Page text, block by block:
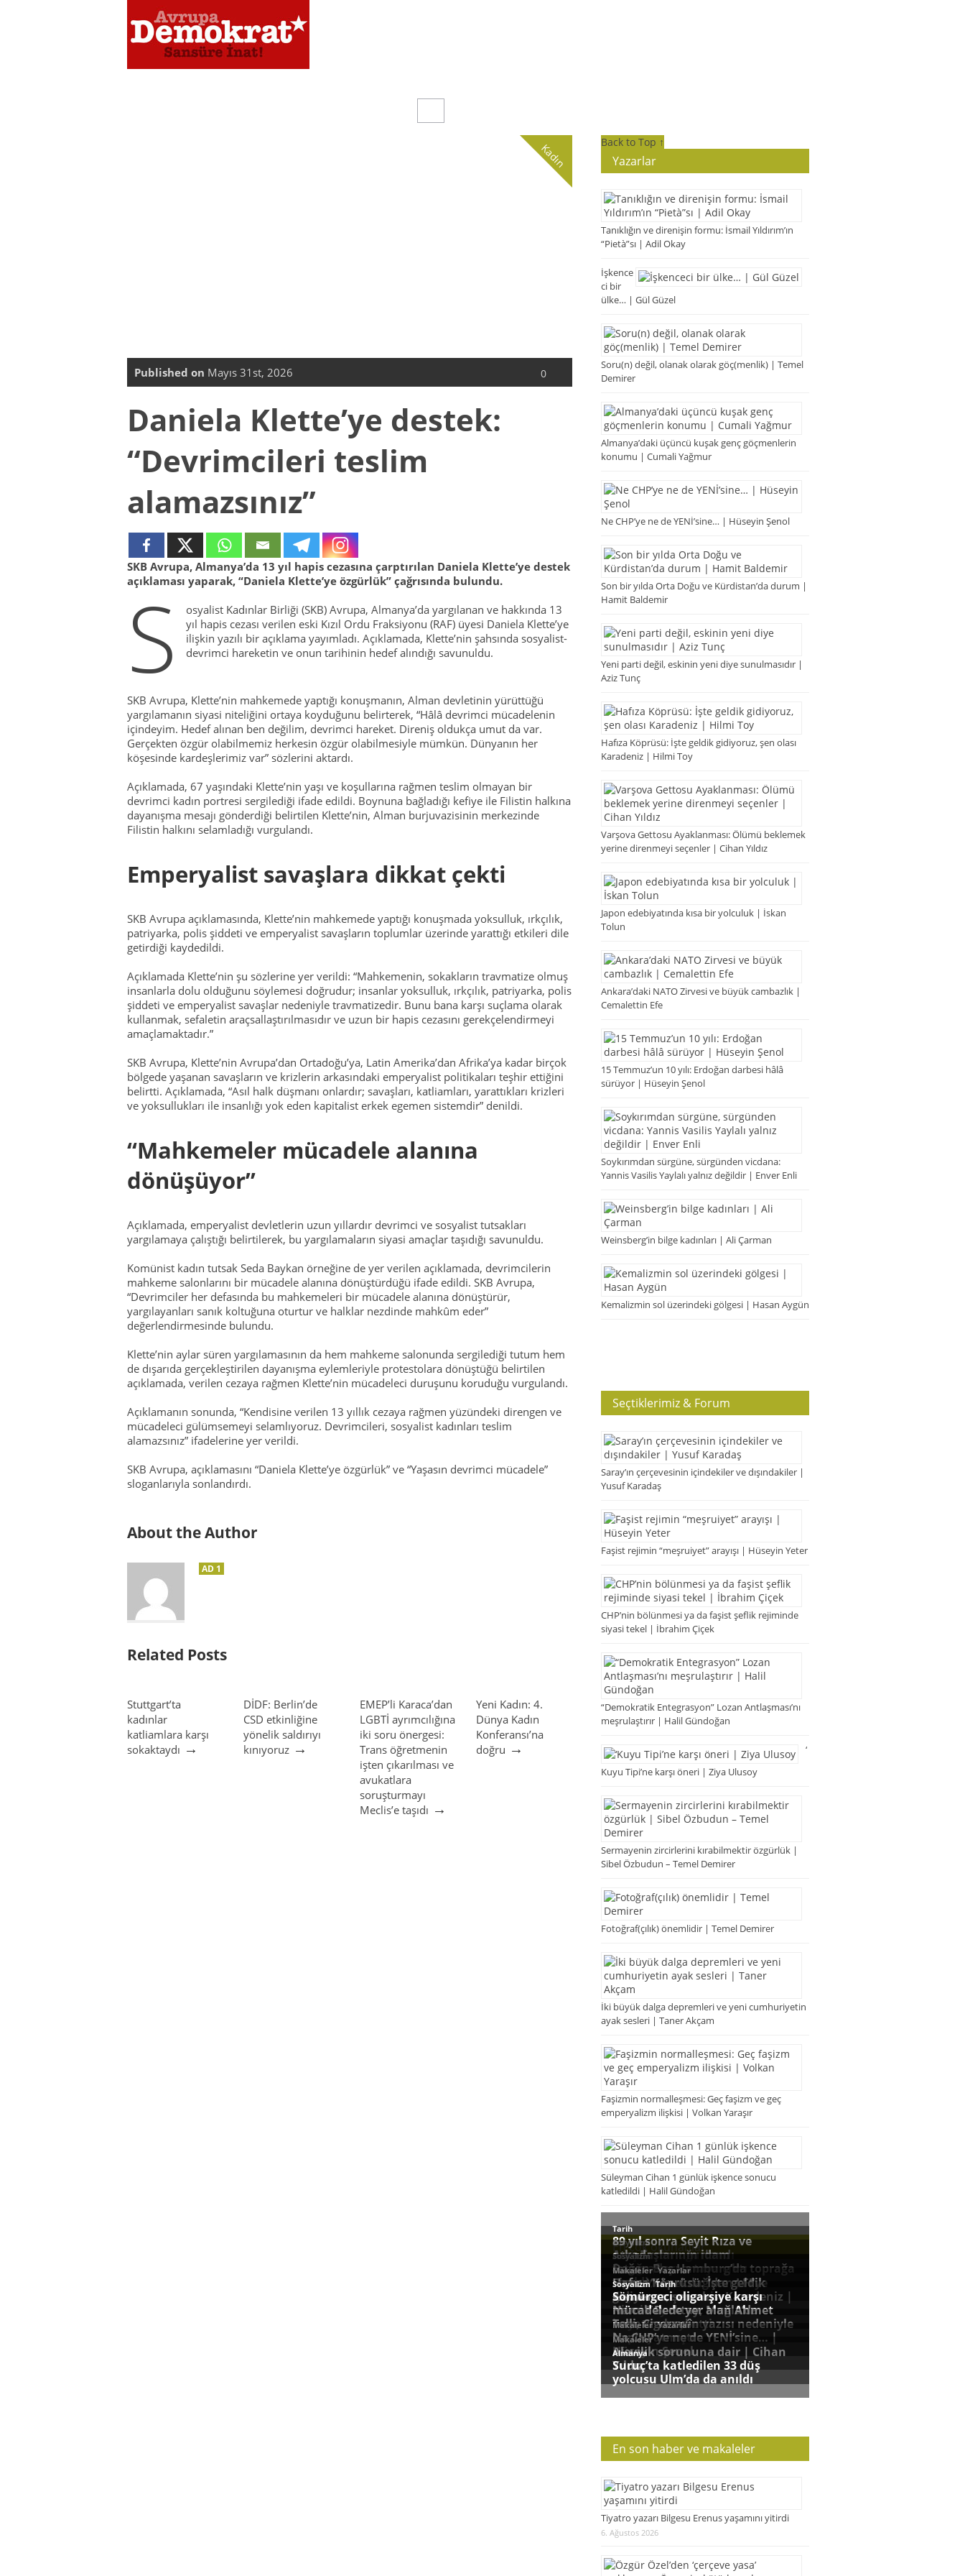
Kadın
Published on Mayıs 31st, 2026 0
Daniela Klette’ye destek:
“Devrimcileri teslim
alamazsınız”
SKB Avrupa, Almanya’da 13 yıl hapis cezasına çarptırılan Daniela Klette’ye destek
açıklaması yaparak, “Daniela Klette’ye özgürlük” çağrısında bulundu.
S
osyalist Kadınlar Birliği (SKB) Avrupa, Almanya’da yargılanan ve hakkında 13
yıl hapis cezası verilen eski Kızıl Ordu Fraksiyonu (RAF) üyesi Daniela Klette’ye
ilişkin yazılı bir açıklama yayımladı. Açıklamada, Klette’nin şahsında sosyalist-
devrimci hareketin ve onun tarihinin hedef alındığı savunuldu.
SKB Avrupa, Klette’nin mahkemede yaptığı konuşmanın, Alman devletinin yürüttüğü
yargılamanın siyasi niteliğini ortaya koyduğunu belirterek, “Hâlâ devrimci mücadelenin
içindeyim. Hedef alınan ben değilim, devrimci hareket. Direniş oldukça umut da var.
Gerçekten özgür olabilmemiz herkesin özgür olabilmesiyle mümkün. Dünyanın her
köşesinde kardeşlerimiz var” sözlerini aktardı.
Açıklamada, 67 yaşındaki Klette’nin yaşı ve koşullarına rağmen teslim olmayan bir
devrimci kadın portresi sergilediği ifade edildi. Boynuna bağladığı kefiye ile Filistin halkına
dayanışma mesajı gönderdiği belirtilen Klette’nin, Alman burjuvazisinin merkezinde
Filistin halkını selamladığı vurgulandı.
Emperyalist savaşlara dikkat çekti
SKB Avrupa açıklamasında, Klette’nin mahkemede yaptığı konuşmada yoksulluk, ırkçılık,
patriyarka, polis şiddeti ve emperyalist savaşların toplumlar üzerinde yarattığı etkileri dile
getirdiği kaydedildi.
Açıklamada Klette’nin şu sözlerine yer verildi: “Mahkemenin, sokakların travmatize olmuş
insanlarla dolu olduğunu söylemesi doğrudur; insanlar yoksulluk, ırkçılık, patriyarka, polis
şiddeti ve emperyalist savaşlar nedeniyle travmatizedir. Bunu bana karşı suçlama olarak
kullanmak, sefaletin araçsallaştırılmasıdır ve uzun bir hapis cezasını gerekçelendirmeyi
amaçlamaktadır.”
SKB Avrupa, Klette’nin Avrupa’dan Ortadoğu’ya, Latin Amerika’dan Afrika’ya kadar birçok
bölgede yaşanan savaşların ve krizlerin arkasındaki emperyalist politikaları teşhir ettiğini
belirtti. Açıklamada, “Asıl halk düşmanı onlardır; savaşları, katliamları, yarattıkları krizleri
ve yoksullukları ile insanlığı yok eden kapitalist erkek egemen sistemdir” denildi.
“Mahkemeler mücadele alanına
dönüşüyor”
Açıklamada, emperyalist devletlerin uzun yıllardır devrimci ve sosyalist tutsakları
yargılamaya çalıştığı belirtilerek, bu yargılamaların siyasi amaçlar taşıdığı savunuldu.
Komünist kadın tutsak Seda Baykan örneğine de yer verilen açıklamada, devrimcilerin
mahkeme salonlarını bir mücadele alanına dönüştürdüğü ifade edildi. SKB Avrupa,
“Devrimciler her defasında bu mahkemeleri bir mücadele alanına dönüştürür,
yargılayanları sanık koltuğuna oturtur ve halklar nezdinde mahkûm eder”
değerlendirmesinde bulundu.
Klette’nin aylar süren yargılamasının da hem mahkeme salonunda sergilediği tutum hem
de dışarıda gerçekleştirilen dayanışma eylemleriyle protestolara dönüştüğü belirtilen
açıklamada, verilen cezaya rağmen Klette’nin mücadeleci duruşunu koruduğu vurgulandı.
Açıklamanın sonunda, “Kendisine verilen 13 yıllık cezaya rağmen yüzündeki direngen ve
mücadeleci gülümsemeyi selamlıyoruz. Devrimcileri, sosyalist kadınları teslim
alamazsınız” ifadelerine yer verildi.
SKB Avrupa, açıklamasını “Daniela Klette’ye özgürlük” ve “Yaşasın devrimci mücadele”
sloganlarıyla sonlandırdı.
About the Author
AD 1
Related Posts
Stuttgart’ta
kadınlar
katliamlara karşı
sokaktaydı →
DİDF: Berlin’de
CSD etkinliğine
yönelik saldırıyı
kınıyoruz →
EMEP’li Karaca’dan
LGBTİ ayrımcılığına
iki soru önergesi:
Trans öğretmenin
işten çıkarılması ve
avukatlara
soruşturmayı
Meclis’e taşıdı →
Yeni Kadın: 4.
Dünya Kadın
Konferansı’na
doğru →
Back to Top ↑
Yazarlar
Tanıklığın ve direnişin formu: İsmail Yıldırım’ın
“Pietà”sı | Adil Okay
İşkence
ci bir
ülke… | Gül Güzel
Soru(n) değil, olanak olarak göç(menlik) | Temel
Demirer
Almanya’daki üçüncü kuşak genç göçmenlerin
konumu | Cumali Yağmur
Ne CHP’ye ne de YENİ’sine… | Hüseyin Şenol
Son bir yılda Orta Doğu ve Kürdistan’da durum |
Hamit Baldemir
Yeni parti değil, eskinin yeni diye sunulmasıdır |
Aziz Tunç
Hafıza Köprüsü: İşte geldik gidiyoruz, şen olası
Karadeniz | Hilmi Toy
Varşova Gettosu Ayaklanması: Ölümü beklemek
yerine direnmeyi seçenler | Cihan Yıldız
Japon edebiyatında kısa bir yolculuk | İskan
Tolun
Ankara’daki NATO Zirvesi ve büyük cambazlık |
Cemalettin Efe
15 Temmuz’un 10 yılı: Erdoğan darbesi hâlâ
sürüyor | Hüseyin Şenol
Soykırımdan sürgüne, sürgünden vicdana:
Yannis Vasilis Yaylalı yalnız değildir | Enver Enli
Weinsberg’in bilge kadınları | Ali Çarman
Kemalizmin sol üzerindeki gölgesi | Hasan Aygün
Seçtiklerimiz & Forum
Saray’ın çerçevesinin içindekiler ve dışındakiler |
Yusuf Karadaş
Faşist rejimin “meşruiyet” arayışı | Hüseyin Yeter
CHP’nin bölünmesi ya da faşist şeflik rejiminde
siyasi tekel | İbrahim Çiçek
“Demokratik Entegrasyon” Lozan Antlaşması’nı
meşrulaştırır | Halil Gündoğan
‘
Kuyu Tipi’ne karşı öneri | Ziya Ulusoy
Sermayenin zircirlerini kırabilmektir özgürlük |
Sibel Özbudun – Temel Demirer
Fotoğraf(çılık) önemlidir | Temel Demirer
İki büyük dalga depremleri ve yeni cumhuriyetin
ayak sesleri | Taner Akçam
Faşizmin normalleşmesi: Geç faşizm ve geç
emperyalizm ilişkisi | Volkan Yaraşır
Süleyman Cihan 1 günlük işkence sonucu
katledildi | Halil Gündoğan
En çok okunanlar
En son haber ve makaleler
Tiyatro yazarı Bilgesu Erenus yaşamını yitirdi
6. Ağustos 2026